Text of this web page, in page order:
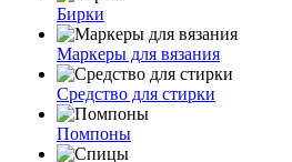
Бирки
Маркеры для вязания
Средство для стирки
Помпоны